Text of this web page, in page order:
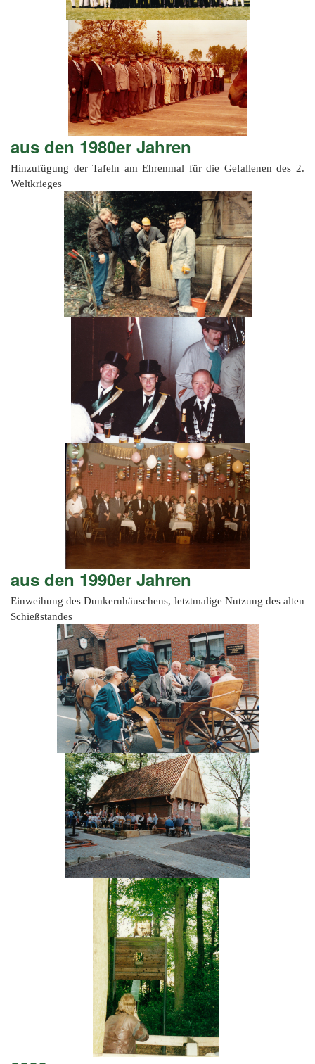
aus den 1980er Jahren
Hinzufügung der Tafeln am Ehrenmal für die Gefallenen des 2.
Weltkrieges
aus den 1990er Jahren
Einweihung des Dunkernhäuschens, letztmalige Nutzung des alten
Schießstandes